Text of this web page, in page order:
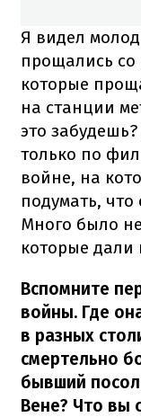
Я видел
прощались
которые
на станции
это
только по
войне, на
подумать,
Много было
которые дали
Вспомните
войны. Где
в разных
смертельно
бывший
Вене? Что вы